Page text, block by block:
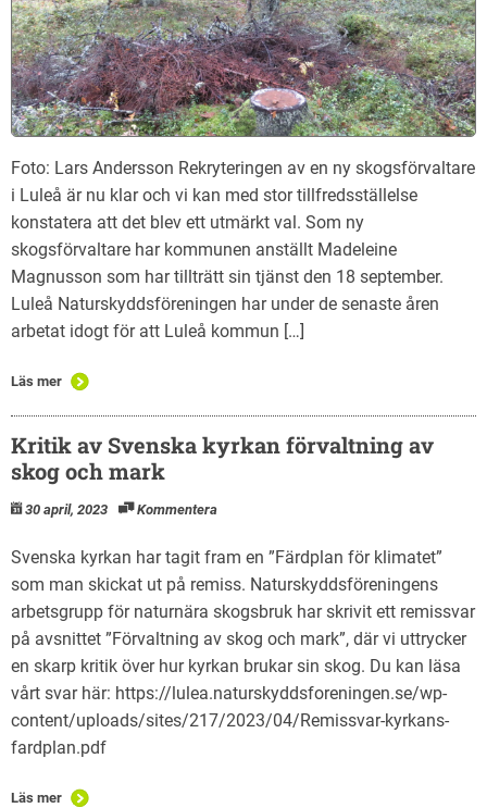
Foto: Lars Andersson Rekryteringen av en ny skogsförvaltare
i Luleå är nu klar och vi kan med stor tillfredsställelse
konstatera att det blev ett utmärkt val. Som ny
skogsförvaltare har kommunen anställt Madeleine
Magnusson som har tillträtt sin tjänst den 18 september.
Luleå Naturskyddsföreningen har under de senaste åren
arbetat idogt för att Luleå kommun […]
Läs mer
Kritik av Svenska kyrkan förvaltning av
skog och mark
30 april, 2023 Kommentera
Svenska kyrkan har tagit fram en ”Färdplan för klimatet”
som man skickat ut på remiss. Naturskyddsföreningens
arbetsgrupp för naturnära skogsbruk har skrivit ett remissvar
på avsnittet ”Förvaltning av skog och mark”, där vi uttrycker
en skarp kritik över hur kyrkan brukar sin skog. Du kan läsa
vårt svar här: https://lulea.naturskyddsforeningen.se/wp-
content/uploads/sites/217/2023/04/Remissvar-kyrkans-
fardplan.pdf
Läs mer